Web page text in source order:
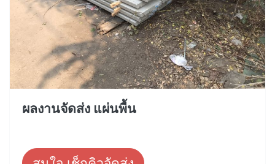
ผลงานจัดส่ง แผ่นพื้น